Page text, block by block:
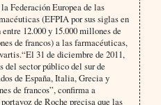
Federación Europea de las
(EFPIA por sus siglas en
12.000 y 15.000 millones de
de francos) a las farmacéuticas,
31 de diciembre de 2011,
del sector público del sur de
de España, Italia, Grecia y
de francos”, confirma a
de Roche precisa que las